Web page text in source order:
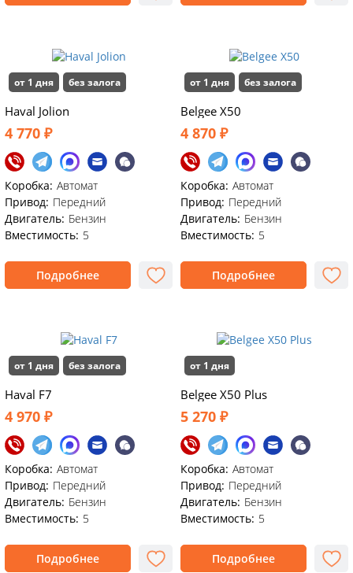
от 1 дня без залога
Haval Jolion
4 770 ₽
Коробка: Автомат
Привод: Передний
Двигатель: Бензин
Вместимость: 5
Подробнее
от 1 дня без залога
Belgee X50
4 870 ₽
Коробка: Автомат
Привод: Передний
Двигатель: Бензин
Вместимость: 5
Подробнее
от 1 дня без залога
Haval F7
4 970 ₽
Коробка: Автомат
Привод: Передний
Двигатель: Бензин
Вместимость: 5
Подробнее
от 1 дня
Belgee X50 Plus
5 270 ₽
Коробка: Автомат
Привод: Передний
Двигатель: Бензин
Вместимость: 5
Подробнее